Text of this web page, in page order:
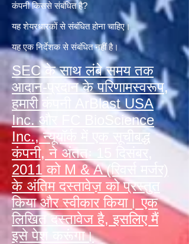
कंपनी किससे संबंधित है?
यह शेयरधारकों से संबंधित होना चाहिए।
यह एक निर्देशक से संबंधित नहीं है।
SEC के साथ लंबे समय तक
आदान-प्रदान के परिणामस्वरूप,
हमारी कंपनी ArBlast USA
Inc. और FC BioScience
Inc., न्यूयॉर्क में एक सूचीबद्ध
कंपनी, ने अंततः 15 दिसंबर,
2011 को M & A (रिवर्स मर्जर)
के अंतिम दस्तावेज़ को प्रस्तुत
किया और स्वीकार किया। एक
लिखित दस्तावेज है, इसलिए मैं
इसे पेश करूंगा।